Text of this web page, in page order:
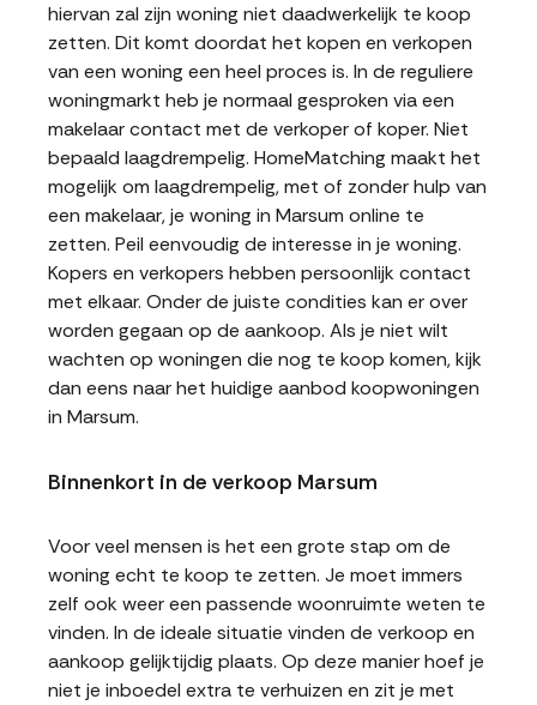
hiervan zal zijn woning niet daadwerkelijk te koop
zetten. Dit komt doordat het kopen en verkopen
van een woning een heel proces is. In de reguliere
woningmarkt heb je normaal gesproken via een
makelaar contact met de verkoper of koper. Niet
bepaald laagdrempelig. HomeMatching maakt het
mogelijk om laagdrempelig, met of zonder hulp van
een makelaar, je woning in Marsum online te
zetten. Peil eenvoudig de interesse in je woning.
Kopers en verkopers hebben persoonlijk contact
met elkaar. Onder de juiste condities kan er over
worden gegaan op de aankoop. Als je niet wilt
wachten op woningen die nog te koop komen, kijk
dan eens naar het huidige aanbod koopwoningen
in Marsum.
Binnenkort in de verkoop Marsum
Voor veel mensen is het een grote stap om de
woning echt te koop te zetten. Je moet immers
zelf ook weer een passende woonruimte weten te
vinden. In de ideale situatie vinden de verkoop en
aankoop gelijktijdig plaats. Op deze manier hoef je
niet je inboedel extra te verhuizen en zit je met